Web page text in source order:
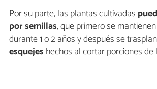
Por su parte, las plantas cultivadas
por semillas, que primero se
durante 1 o 2 años y después se
esquejes hechos al cortar porciones de